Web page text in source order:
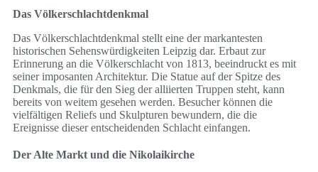
Das Völkerschlachtdenkmal
Das Völkerschlachtdenkmal stellt eine der markantesten
historischen Sehenswürdigkeiten Leipzig dar. Erbaut zur
Erinnerung an die Völkerschlacht von 1813, beeindruckt es mit
seiner imposanten Architektur. Die Statue auf der Spitze des
Denkmals, die für den Sieg der alliierten Truppen steht, kann
bereits von weitem gesehen werden. Besucher können die
vielfältigen Reliefs und Skulpturen bewundern, die die
Ereignisse dieser entscheidenden Schlacht einfangen.
Der Alte Markt und die Nikolaikirche